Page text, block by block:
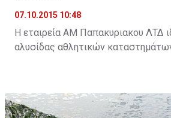
07.10.2015 10:48
Η εταιρεία ΑΜ Παπακυριακου ΛΤΔ
αλυσίδας αθλητικών
αγορά με δυο νέες συνεργασίες.